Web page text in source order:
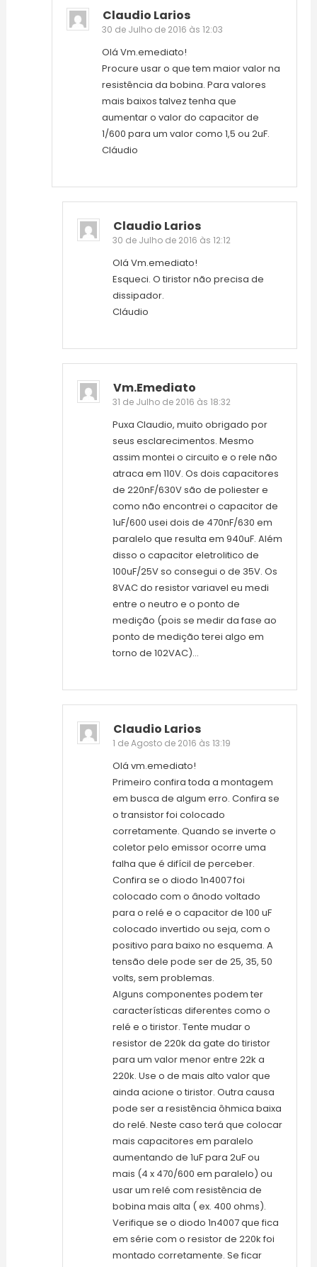
Claudio Larios
30 de Julho de 2016 às 12:03
Olá Vm.emediato!
Procure usar o que tem maior valor na
resistência da bobina. Para valores
mais baixos talvez tenha que
aumentar o valor do capacitor de
1/600 para um valor como 1,5 ou 2uF.
Cláudio
Claudio Larios
30 de Julho de 2016 às 12:12
Olá Vm.emediato!
Esqueci. O tiristor não precisa de
dissipador.
Cláudio
Vm.emediato
31 de Julho de 2016 às 18:32
Puxa Claudio, muito obrigado por
seus esclarecimentos. Mesmo
assim montei o circuito e o rele não
atraca em 110V. Os dois capacitores
de 220nF/630V são de poliester e
como não encontrei o capacitor de
1uF/600 usei dois de 470nF/630 em
paralelo que resulta em 940uF. Além
disso o capacitor eletrolitico de
100uF/25V so consegui o de 35V. Os
8VAC do resistor variavel eu medi
entre o neutro e o ponto de
medição (pois se medir da fase ao
ponto de medição terei algo em
torno de 102VAC)…
Claudio Larios
1 de Agosto de 2016 às 13:19
Olá vm.emediato!
Primeiro confira toda a montagem
em busca de algum erro. Confira se
o transistor foi colocado
corretamente. Quando se inverte o
coletor pelo emissor ocorre uma
falha que é difícil de perceber.
Confira se o diodo 1n4007 foi
colocado com o ânodo voltado
para o relé e o capacitor de 100 uF
colocado invertido ou seja, com o
positivo para baixo no esquema. A
tensão dele pode ser de 25, 35, 50
volts, sem problemas.
Alguns componentes podem ter
características diferentes como o
relé e o tiristor. Tente mudar o
resistor de 220k da gate do tiristor
para um valor menor entre 22k a
220k. Use o de mais alto valor que
ainda acione o tiristor. Outra causa
pode ser a resistência ôhmica baixa
do relé. Neste caso terá que colocar
mais capacitores em paralelo
aumentando de 1uF para 2uF ou
mais (4 x 470/600 em paralelo) ou
usar um relé com resistência de
bobina mais alta ( ex. 400 ohms).
Verifique se o diodo 1n4007 que fica
em série com o resistor de 220k foi
montado corretamente. Se ficar